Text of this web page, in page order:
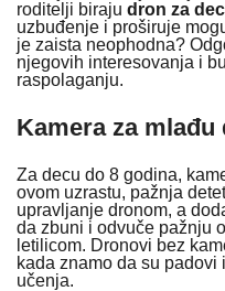
roditelji biraju dron za
uzbuđenje i proširuje
je zaista neophodna?
njegovih interesovanja i
raspolaganju.
Kamera za mlađu
Za decu do 8 godina,
ovom uzrastu, pažnja
upravljanje dronom, a
da zbuni i odvuče pažnju
letilicom. Dronovi bez
kada znamo da su
učenja.